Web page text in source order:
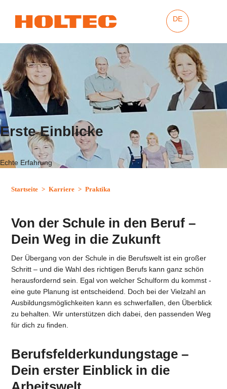
DE
Erste Einblicke
Echte Erfahrung
Startseite > Karriere > Praktika
Von der Schule in den Beruf –
Dein Weg in die Zukunft
Der Übergang von der Schule in die Berufswelt ist ein großer
Schritt – und die Wahl des richtigen Berufs kann ganz schön
herausfordernd sein. Egal von welcher Schulform du kommst -
eine gute Planung ist entscheidend. Doch bei der Vielzahl an
Ausbildungsmöglichkeiten kann es schwerfallen, den Überblick
zu behalten. Wir unterstützen dich dabei, den passenden Weg
für dich zu finden.
Berufsfelderkundungstage –
Dein erster Einblick in die